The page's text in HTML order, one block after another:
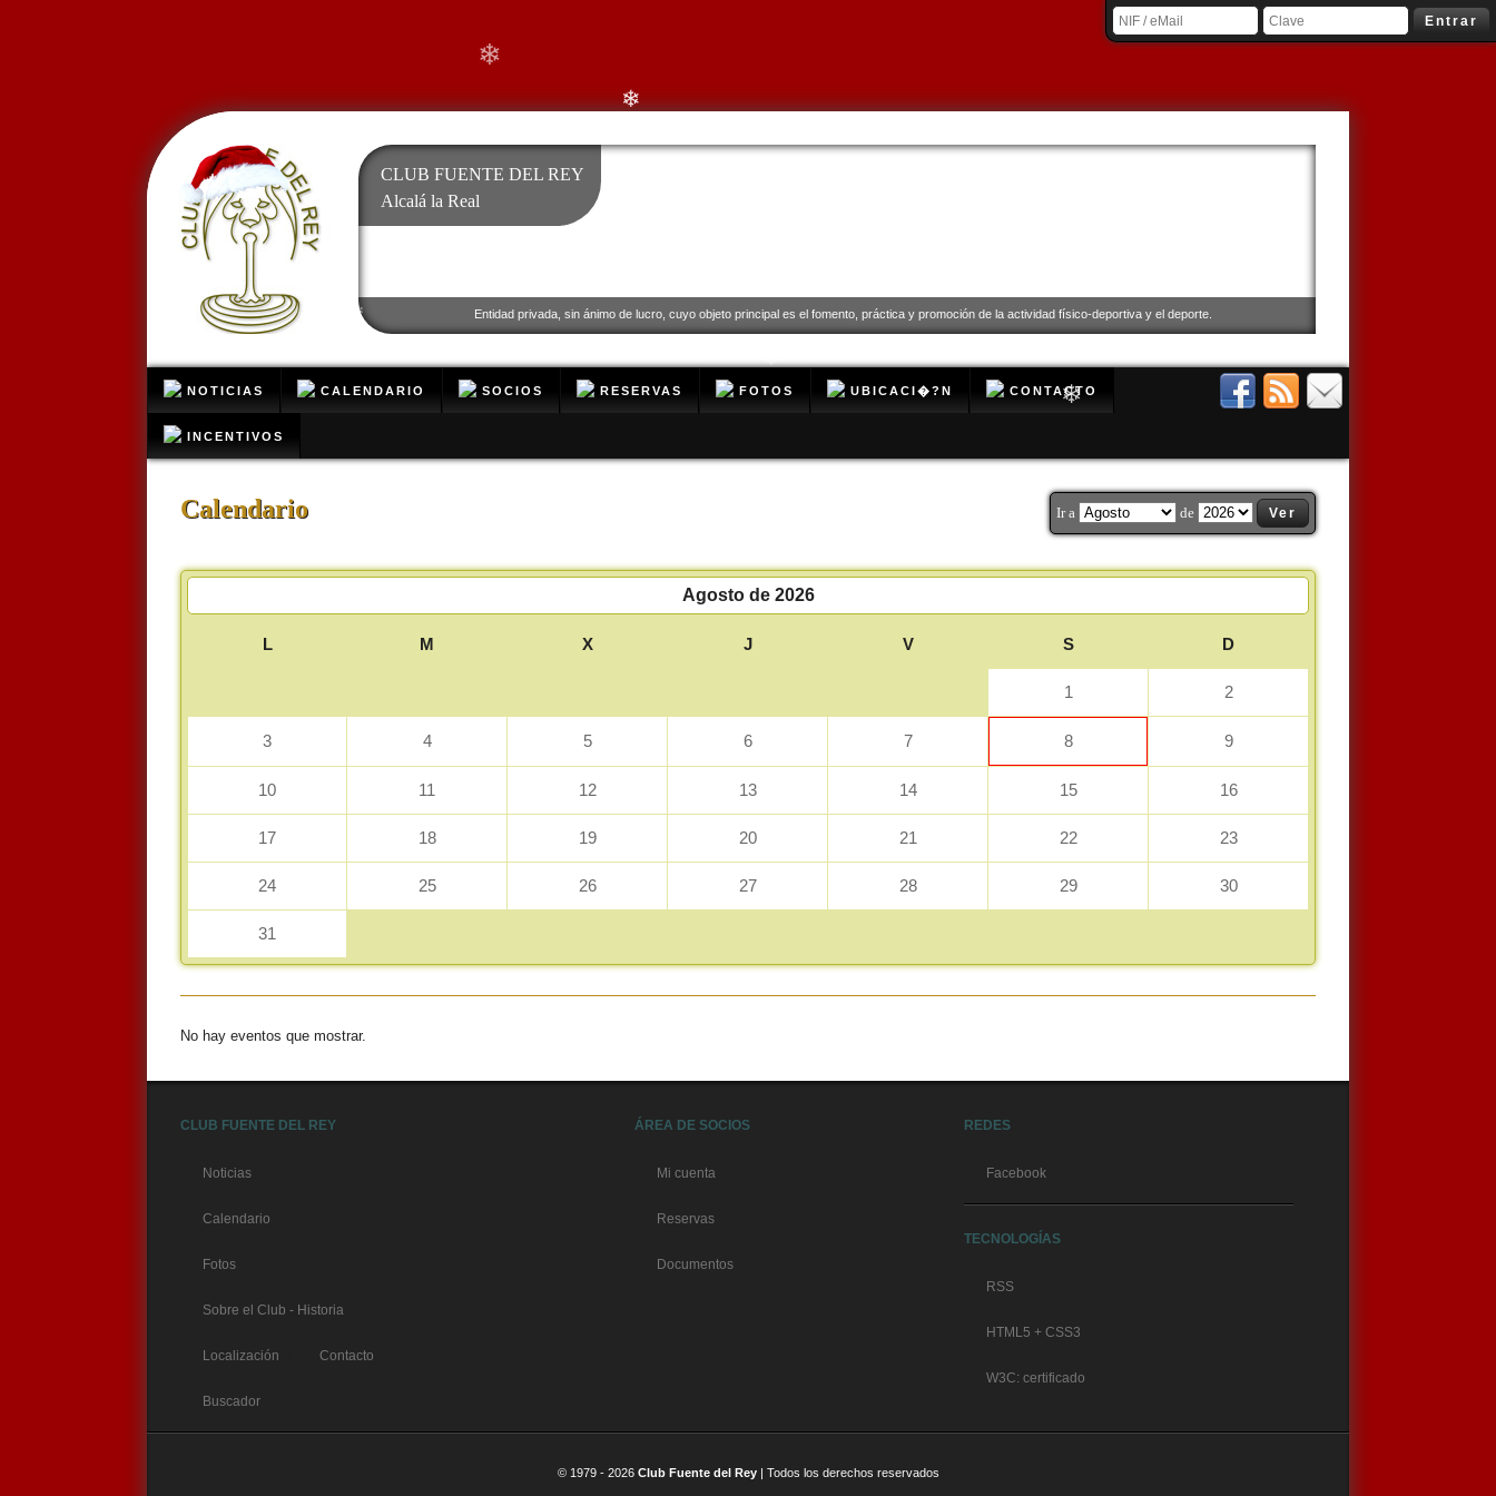
CLUB FUENTE DEL REY
Alcalá la Real
Entidad privada, sin ánimo de lucro, cuyo objeto principal es el fomento, práctica y promoción de la actividad físico-deportiva y el deporte.
Entrar
NOTICIAS CALENDARIO SOCIOS RESERVAS FOTOS UBICACI�?N CONTACTO
INCENTIVOS
Ir a de Ver
Calendario
Agosto de 2026
L M X J V S D
1 2
3 4 5 6 7 8 9
10 11 12 13 14 15 16
17 18 19 20 21 22 23
24 25 26 27 28 29 30
31
No hay eventos que mostrar.
CLUB FUENTE DEL REY
Noticias
Calendario
Fotos
Sobre el Club - Historia
Localización Contacto
Buscador
ÁREA DE SOCIOS
Mi cuenta
Reservas
Documentos
REDES
Facebook
TECNOLOGÍAS
RSS
HTML5 + CSS3
W3C: certificado
© 1979 - 2026 Club Fuente del Rey| Todos los derechos reservados
❄
❄
❄